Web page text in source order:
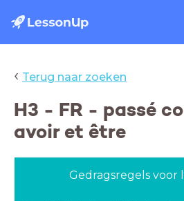
‹ Terug naar zoeken
H3 - FR - passé
avoir et être
Gedragsregels voor